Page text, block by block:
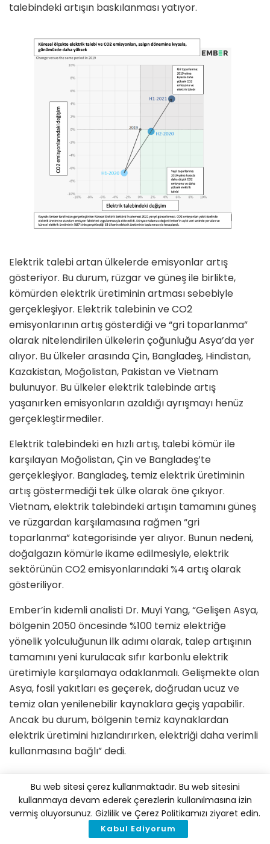
talebindeki artışın baskılanması yatıyor.
Elektrik talebi artan ülkelerde emisyonlar artış
gösteriyor. Bu durum, rüzgar ve güneş ile birlikte,
kömürden elektrik üretiminin artması sebebiyle
gerçekleşiyor. Elektrik talebinin ve CO2
emisyonlarının artış gösterdiği ve “gri toparlanma”
olarak nitelendirilen ülkelerin çoğunluğu Asya’da yer
alıyor. Bu ülkeler arasında Çin, Bangladeş, Hindistan,
Kazakistan, Moğolistan, Pakistan ve Vietnam
bulunuyor. Bu ülkeler elektrik talebinde artış
yaşanırken emisyonların azaldığı ayrışmayı henüz
gerçekleştirmediler.
Elektrik talebindeki en hızlı artış, talebi kömür ile
karşılayan Moğolistan, Çin ve Bangladeş’te
gerçekleşiyor. Bangladeş, temiz elektrik üretiminin
artış göstermediği tek ülke olarak öne çıkıyor.
Vietnam, elektrik talebindeki artışın tamamını güneş
ve rüzgardan karşılamasına rağmen “gri
toparlanma” kategorisinde yer alıyor. Bunun nedeni,
doğalgazın kömürle ikame edilmesiyle, elektrik
sektörünün CO2 emisyonlarındaki %4 artış olarak
gösteriliyor.
Ember’in kıdemli analisti Dr. Muyi Yang, “Gelişen Asya,
bölgenin 2050 öncesinde %100 temiz elektriğe
yönelik yolculuğunun ilk adımı olarak, talep artışının
tamamını yeni kurulacak sıfır karbonlu elektrik
üretimiyle karşılamaya odaklanmalı. Gelişmekte olan
Asya, fosil yakıtları es geçerek, doğrudan ucuz ve
temiz olan yenilenebilir kaynaklara geçiş yapabilir.
Ancak bu durum, bölgenin temiz kaynaklardan
elektrik üretimini hızlandırırken, elektriği daha verimli
kullanmasına bağlı” dedi.
İklim Haber'i Google'da tercih edilen
kaynak olarak ekleyin
1.5 derece hedefi Ember emisyon artışı
Bu web sitesi çerez kullanmaktadır. Bu web sitesini
kullanmaya devam ederek çerezlerin kullanılmasına izin
vermiş oluyorsunuz. Gizlilik ve Çerez Politikamızı ziyaret edin.
Kabul Ediyorum